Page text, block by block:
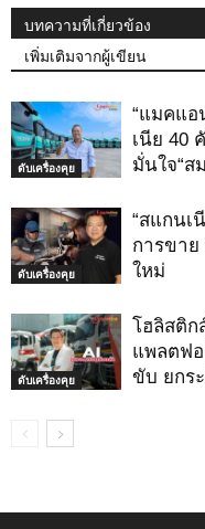
บทความที่เกี่ยวข้อง
เพิ่มเติมจากผู้เขียน
ดับเครื่องคุย
“แมคแ
เนีย 40
มั่นใจ“ส
ดับเครื่องคุย
“สแกนเ
การขาย
ใหม่
ดับเครื่องคุย
โฮลิสติก
แพลตฟ
ขับ ยกร